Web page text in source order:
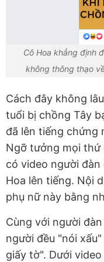
Cô Hoa khẳng định
không thông thạo
Cách đây không
tuổi bị chồng Tây
đã lên tiếng chứng
Ngỡ tưởng mọi thứ
có video người
Hoa lên tiếng. Nội
phụ nữ này bằng
Cùng với người
người đều "nói
giấy tờ". Dưới